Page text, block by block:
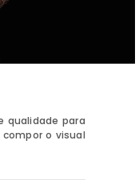
qualidade para
o visual